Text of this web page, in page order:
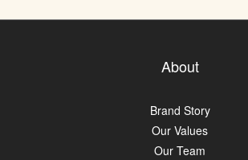
About
Brand Story
Our Values
Our Team